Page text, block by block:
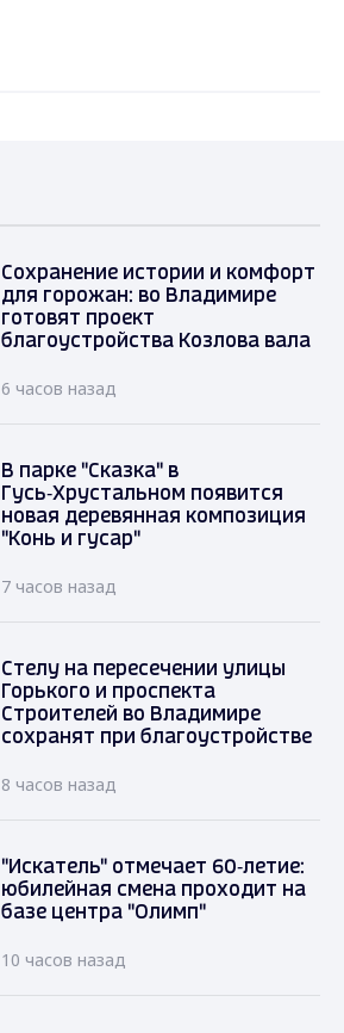
Сохранение истории и комфорт
для горожан: во Владимире
готовят проект
благоустройства Козлова вала
6 часов назад
В парке "Сказка" в
Гусь‑Хрустальном появится
новая деревянная композиция
"Конь и гусар"
7 часов назад
Стелу на пересечении улицы
Горького и проспекта
Строителей во Владимире
сохранят при благоустройстве
8 часов назад
"Искатель" отмечает 60‑летие:
юбилейная смена проходит на
базе центра "Олимп"
10 часов назад